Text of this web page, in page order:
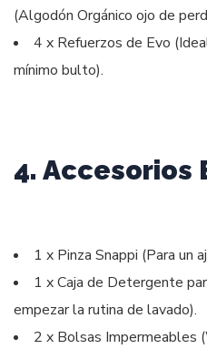
(Algodón Orgánico ojo de
4 x Refuerzos de Evo
mínimo bulto).
4. Accesorios
1 x Pinza Snappi (Para un
1 x Caja de Detergente
empezar la rutina de lavado).
2 x Bolsas Impermeables